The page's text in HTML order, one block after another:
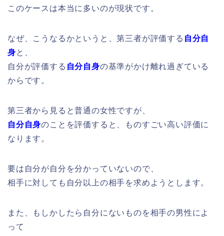
このケースは本当に多いのが現状です。
なぜ、こうなるかというと、第三者が評価する 自分自
身と、
自分が評価する 自分自身の基準がかけ離れ過ぎている
からです。
第三者から見ると普通の女性ですが、
自分自身のことを評価すると、ものすごい高い評価に
なります。
要は自分が自分を分かっていないので、
相手に対しても自分以上の相手を求めようとします。
また、もしかしたら自分にないものを相手の男性によ
って